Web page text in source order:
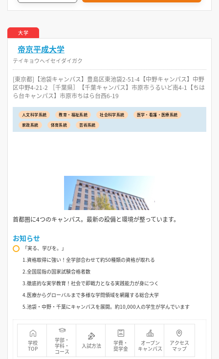
大学
帝京平成大学
テイキョウヘイセイダイガク
[東京都]【池袋キャンパス】豊島区東池袋2-51-4【中野キャンパス】中野
区中野4-21-2 ［千葉県］【千葉キャンパス】市原市うるいど南4-1【ちは
ら台キャンパス】市原市ちはら台西6-19
人文科学系統 教育・福祉系統 社会科学系統
医学・看護・医療系統
家政系統
体育系統 芸術系統
首都圏に4つのキャンパス。最新の設備と環境が整っています。
お知らせ
「実る、学びを。」
1.資格取得に強い！全学部合わせて約50種類の資格が取れる
2.全国屈指の国家試験合格者数
3.徹底的な実学教育！社会で即戦力となる実践能力が身につく
4.医療からグローバルまで多様な学問領域を網羅する総合大学
5.池袋・中野・千葉にキャンパスを展開。約10,000人の学生が学んでいます
学校
TOP
学部・
学科・
コース
入試方法
学費・
奨学金
オープン
キャンパス
アクセス
マップ